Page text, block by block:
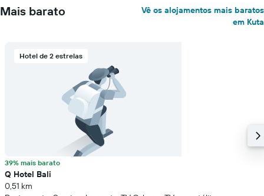
Mais barato
Vê os alojamentos mais baratos
em Kuta
Hotel de 2 estrelas
39% mais barato
Q Hotel Bali
0,51 km